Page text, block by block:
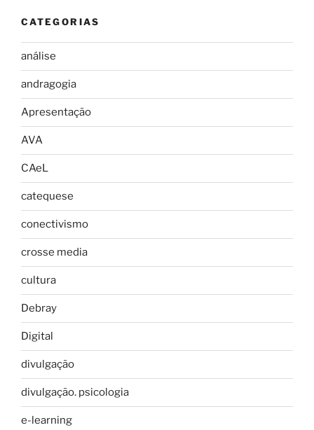
CATEGORIAS
análise
andragogia
Apresentação
AVA
CAeL
catequese
conectivismo
crosse media
cultura
Debray
Digital
divulgação
divulgação. psicologia
e-learning